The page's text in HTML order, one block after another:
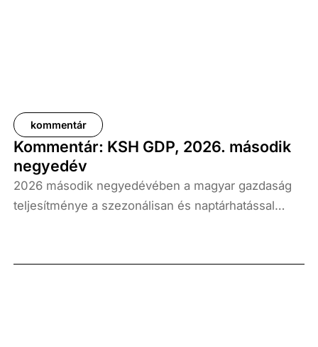
kommentár
Kommentár: KSH GDP, 2026. második
negyedév
2026 második negyedévében a magyar gazdaság
teljesítménye a szezonálisan és naptárhatással
százalékkal, míg az előző negyedévhez képest 0,4